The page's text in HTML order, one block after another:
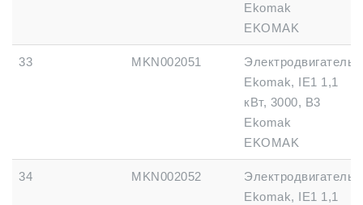
Ekomak
EKOMAK
33 MKN002051
Электродвигатель
Ekomak, IE1 1,1
кВт, 3000, B3
Ekomak
EKOMAK
34 MKN002052
Электродвигатель
Ekomak, IE1 1,1